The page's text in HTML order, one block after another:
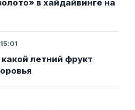
в хайдайвинге на
15:01
летний фрукт